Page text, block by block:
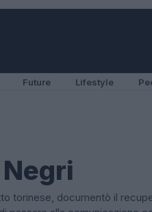
Future Lifestyle
torinese, documentò il